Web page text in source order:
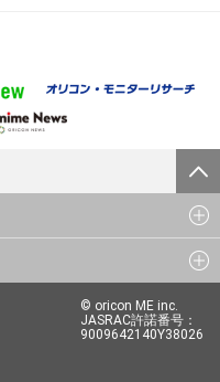
© oricon ME inc.
JASRAC許諾番号：
9009642140Y38026